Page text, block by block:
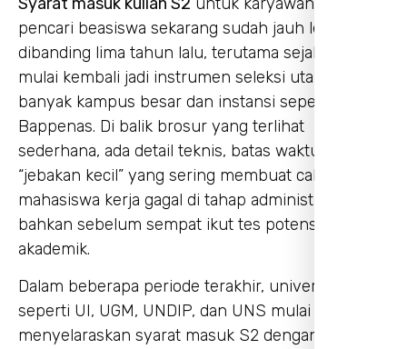
pencari beasiswa sekarang sudah jauh lebih ketat
dibanding lima tahun lalu, terutama sejak TPA
mulai kembali jadi instrumen seleksi utama di
banyak kampus besar dan instansi seperti
Bappenas. Di balik brosur yang terlihat
sederhana, ada detail teknis, batas waktu, sampai
“jebakan kecil” yang sering membuat calon
mahasiswa kerja gagal di tahap administrasi,
bahkan sebelum sempat ikut tes potensi
akademik.
Dalam beberapa periode terakhir, universitas
seperti UI, UGM, UNDIP, dan UNS mulai
menyelaraskan syarat masuk S2 dengan